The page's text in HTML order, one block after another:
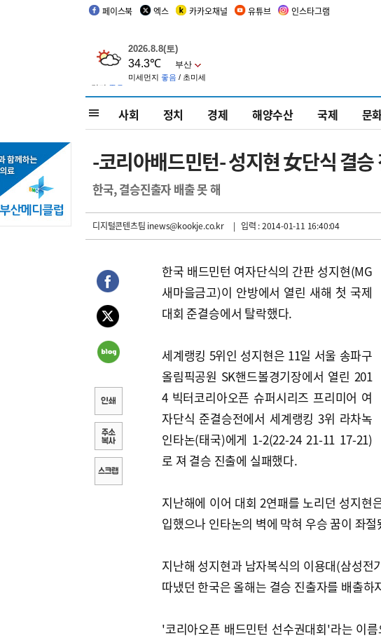
페이스북 엑스 카카오채널 유튜브 인스타그램
사회 정치 경제 해양수산 국제 문
-코리아배드민턴- 성지현 女단식 결승
한국, 결승진출자 배출 못 해
디지털콘텐츠팀 inews@kookje.co.kr | 입력 : 2014-01-11 16:40:04
한국 배드민턴 여자단식의 간판 성지현(MG
새마을금고)이 안방에서 열린 새해 첫 국제
대회 준결승에서 탈락했다.
세계랭킹 5위인 성지현은 11일 서울 송파구
올림픽공원 SK핸드볼경기장에서 열린 201
4 빅터코리아오픈 슈퍼시리즈 프리미어 여
자단식 준결승전에서 세계랭킹 3위 라차녹
인타논(태국)에게 1-2(22-24 21-11 17-21)
로 져 결승 진출에 실패했다.
지난해에 이어 대회 2연패를 노리던 성지현
입했으나 인타논의 벽에 막혀 우승 꿈이 좌절
지난해 성지현과 남자복식의 이용대(삼성
따냈던 한국은 올해는 결승 진출자를 배출하
'코리아오픈 배드민턴 선수권대회'라는 이